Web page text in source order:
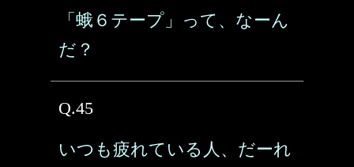
「蛾６テープ」って、なーん
だ？
Q.45
いつも疲れている人、だーれ